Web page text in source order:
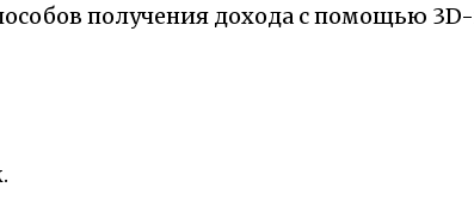
получения дохода с помощью